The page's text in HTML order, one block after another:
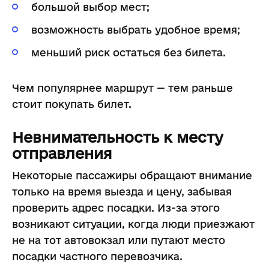
большой выбор мест;
возможность выбрать удобное время;
меньший риск остаться без билета.
Чем популярнее маршрут — тем раньше
стоит покупать билет.
Невнимательность к месту
отправления
Некоторые пассажиры обращают внимание
только на время выезда и цену, забывая
проверить адрес посадки. Из-за этого
возникают ситуации, когда люди приезжают
не на тот автовокзал или путают место
посадки частного перевозчика.